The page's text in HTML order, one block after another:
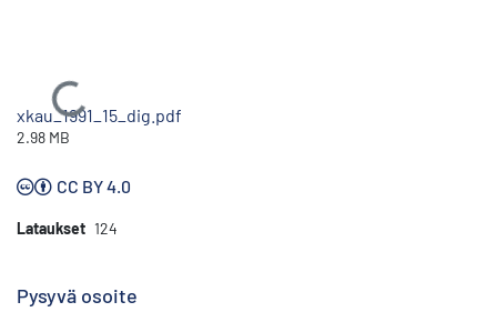
Ladataan...
xkau_1991_15_dig.pdf
2.98 MB
CC BY 4.0
Lataukset 124
Pysyvä osoite